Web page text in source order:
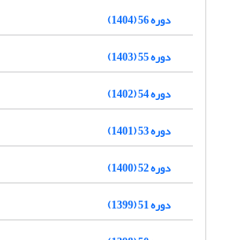
دوره 56 (1404)
دوره 55 (1403)
دوره 54 (1402)
دوره 53 (1401)
دوره 52 (1400)
دوره 51 (1399)